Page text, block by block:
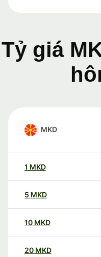
Tỷ giá
MKD
1 MKD
5 MKD
10 MKD
20 MKD